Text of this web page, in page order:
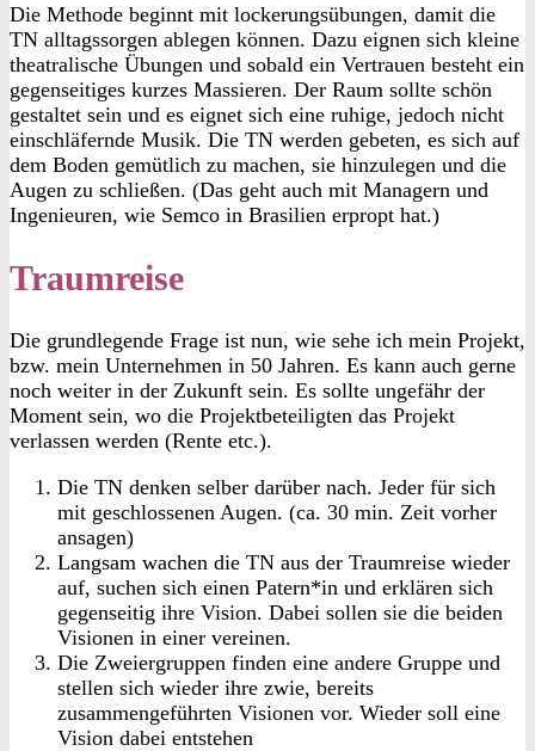
Die Methode beginnt mit lockerungsübungen, damit die
TN alltagssorgen ablegen können. Dazu eignen sich kleine
theatralische Übungen und sobald ein Vertrauen besteht ein
gegenseitiges kurzes Massieren. Der Raum sollte schön
gestaltet sein und es eignet sich eine ruhige, jedoch nicht
einschläfernde Musik. Die TN werden gebeten, es sich auf
dem Boden gemütlich zu machen, sie hinzulegen und die
Augen zu schließen. (Das geht auch mit Managern und
Ingenieuren, wie Semco in Brasilien erpropt hat.)
Traumreise
Die grundlegende Frage ist nun, wie sehe ich mein Projekt,
bzw. mein Unternehmen in 50 Jahren. Es kann auch gerne
noch weiter in der Zukunft sein. Es sollte ungefähr der
Moment sein, wo die Projektbeteiligten das Projekt
verlassen werden (Rente etc.).
Die TN denken selber darüber nach. Jeder für sich
mit geschlossenen Augen. (ca. 30 min. Zeit vorher
ansagen)
Langsam wachen die TN aus der Traumreise wieder
auf, suchen sich einen Patern*in und erklären sich
gegenseitig ihre Vision. Dabei sollen sie die beiden
Visionen in einer vereinen.
Die Zweiergruppen finden eine andere Gruppe und
stellen sich wieder ihre zwie, bereits
zusammengeführten Visionen vor. Wieder soll eine
Vision dabei entstehen